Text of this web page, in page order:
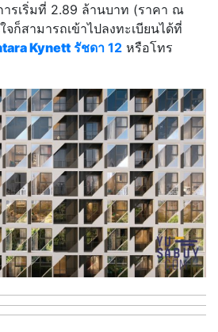
ารเริ่มที่ 2.89 ล้านบาท (ราคา ณ
ก็สามารถเข้าไปลงทะเบียนได้ที่
Kynettรัชดา 12 หรือโทร